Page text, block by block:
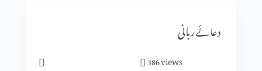
کرسمس کیوں ہے؟
دعائے ربانی
386views